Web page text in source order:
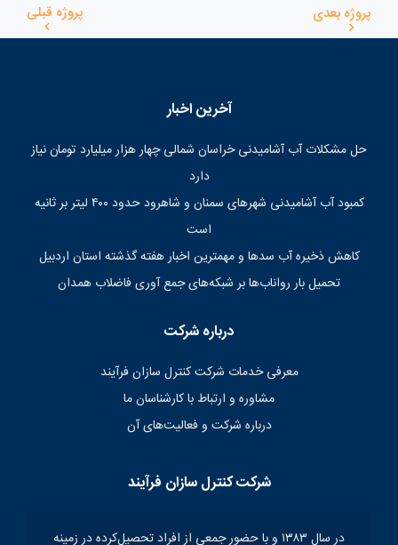
پروژه قبلی پروژه بعدی
آخرین اخبار
حل مشکلات آب آشامیدنی خراسان شمالی چهار هزار میلیارد تومان نیاز
دارد
کمبود آب آشامیدنی شهرهای سمنان و شاهرود حدود ۴۰۰ لیتر بر ثانیه
است
کاهش ذخیره آب سدها و مهمترین اخبار هفته گذشته استان اردبیل
تحمیل بار رواناب‌ها بر شبکه‌های جمع آوری فاضلاب همدان
درباره شرکت
معرفی خدمات شرکت کنترل سازان فرآیند
مشاوره و ارتباط با کارشناسان ما
درباره شرکت و فعالیت‌های آن
شرکت کنترل سازان فرآیند
در سال ۱۳۸۳ و با حضور جمعی از افراد تحصیل‌کرده در زمینه